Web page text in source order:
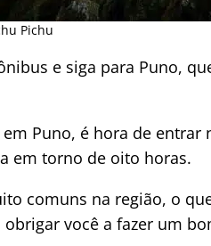
Pichu
e siga para Puno,
Puno, é hora de
em torno de oito horas.
comuns na região, o
você a fazer um